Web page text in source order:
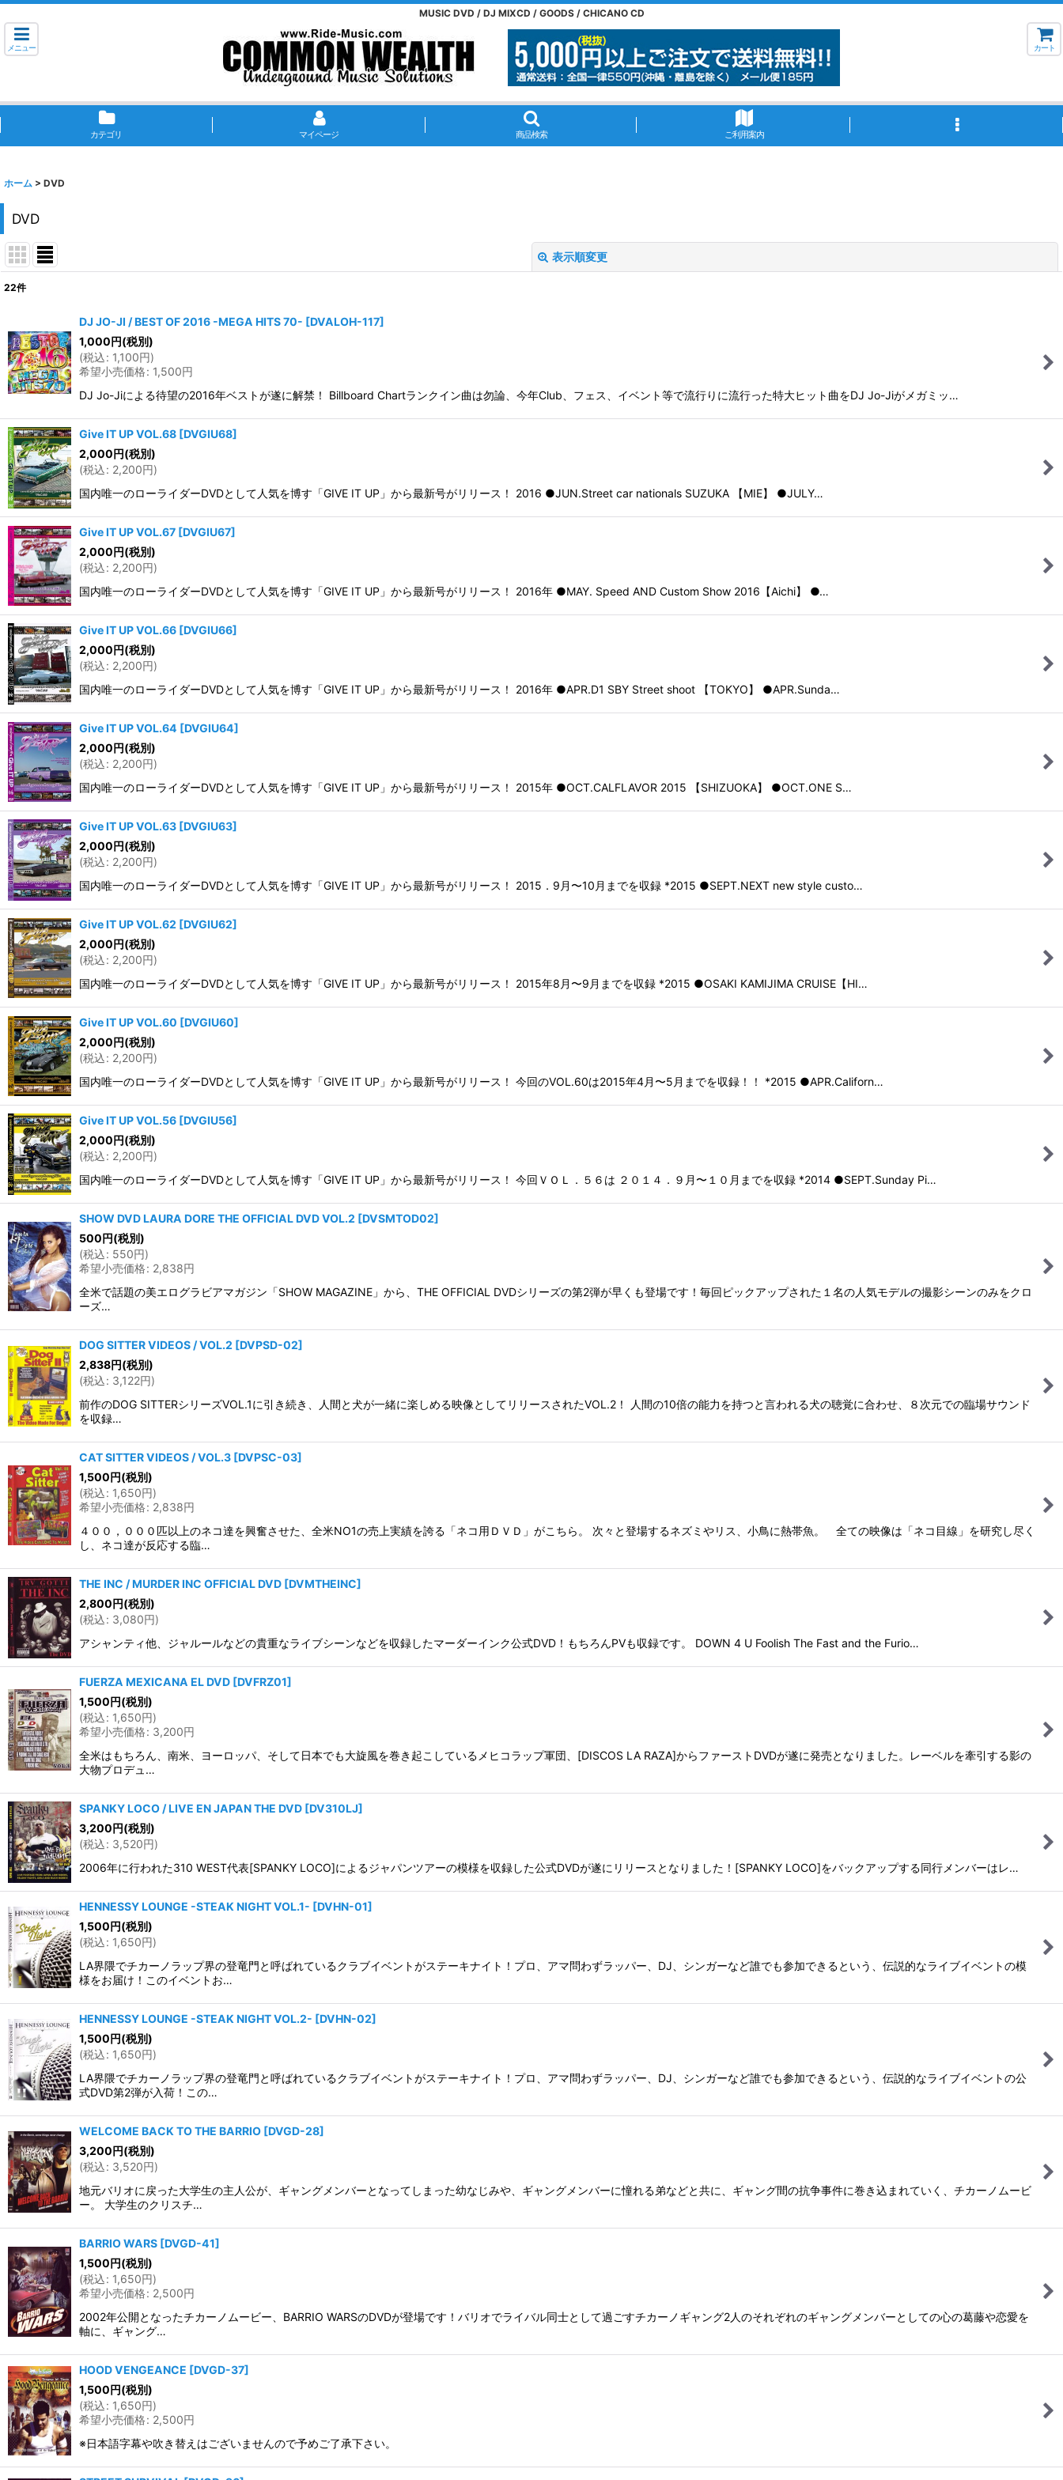
MUSIC DVD / DJ MIXCD / GOODS / CHICANO CD
メニュー カート
カテゴリ マイページ 商品検索 ご利用案内
ホーム > DVD
DVD
表示順変更
表示数:
在庫あり
並び順:
22件
DJ JO-JI / BEST OF 2016 -MEGA HITS 70- [DVALOH-117]
1,000円(税別)
(税込: 1,100円)
希望小売価格: 1,500円
DJ Jo-Jiによる待望の2016年ベストが遂に解禁！ Billboard Chartランクイン曲は勿論、今年Club、フェス、イベント等で流行りに流行った特大ヒット曲をDJ Jo-Jiがメガミッ…
Give IT UP VOL.68 [DVGIU68]
2,000円(税別)
(税込: 2,200円)
国内唯一のローライダーDVDとして人気を博す「GIVE IT UP」から最新号がリリース！ 2016 ●JUN.Street car nationals SUZUKA 【MIE】 ●JULY…
Give IT UP VOL.67 [DVGIU67]
2,000円(税別)
(税込: 2,200円)
国内唯一のローライダーDVDとして人気を博す「GIVE IT UP」から最新号がリリース！ 2016年 ●MAY. Speed AND Custom Show 2016【Aichi】 ●…
Give IT UP VOL.66 [DVGIU66]
2,000円(税別)
(税込: 2,200円)
国内唯一のローライダーDVDとして人気を博す「GIVE IT UP」から最新号がリリース！ 2016年 ●APR.D1 SBY Street shoot 【TOKYO】 ●APR.Sunda…
Give IT UP VOL.64 [DVGIU64]
2,000円(税別)
(税込: 2,200円)
国内唯一のローライダーDVDとして人気を博す「GIVE IT UP」から最新号がリリース！ 2015年 ●OCT.CALFLAVOR 2015 【SHIZUOKA】 ●OCT.ONE S…
Give IT UP VOL.63 [DVGIU63]
2,000円(税別)
(税込: 2,200円)
国内唯一のローライダーDVDとして人気を博す「GIVE IT UP」から最新号がリリース！ 2015．9月〜10月までを収録 *2015 ●SEPT.NEXT new style custo…
Give IT UP VOL.62 [DVGIU62]
2,000円(税別)
(税込: 2,200円)
国内唯一のローライダーDVDとして人気を博す「GIVE IT UP」から最新号がリリース！ 2015年8月〜9月までを収録 *2015 ●OSAKI KAMIJIMA CRUISE【HI…
Give IT UP VOL.60 [DVGIU60]
2,000円(税別)
(税込: 2,200円)
国内唯一のローライダーDVDとして人気を博す「GIVE IT UP」から最新号がリリース！ 今回のVOL.60は2015年4月〜5月までを収録！！ *2015 ●APR.Californ…
Give IT UP VOL.56 [DVGIU56]
2,000円(税別)
(税込: 2,200円)
国内唯一のローライダーDVDとして人気を博す「GIVE IT UP」から最新号がリリース！ 今回ＶＯＬ．５６は ２０１４．９月〜１０月までを収録 *2014 ●SEPT.Sunday Pi…
SHOW DVD LAURA DORE THE OFFICIAL DVD VOL.2 [DVSMTOD02]
500円(税別)
(税込: 550円)
希望小売価格: 2,838円
全米で話題の美エログラビアマガジン「SHOW MAGAZINE」から、THE OFFICIAL DVDシリーズの第2弾が早くも登場です！毎回ピックアップされた１名の人気モデルの撮影シーンのみをクロ
ーズ…
DOG SITTER VIDEOS / VOL.2 [DVPSD-02]
2,838円(税別)
(税込: 3,122円)
前作のDOG SITTERシリーズVOL.1に引き続き、人間と犬が一緒に楽しめる映像としてリリースされたVOL.2！ 人間の10倍の能力を持つと言われる犬の聴覚に合わせ、８次元での臨場サウンド
を収録…
CAT SITTER VIDEOS / VOL.3 [DVPSC-03]
1,500円(税別)
(税込: 1,650円)
希望小売価格: 2,838円
４００，０００匹以上のネコ達を興奮させた、全米NO1の売上実績を誇る「ネコ用ＤＶＤ」がこちら。 次々と登場するネズミやリス、小鳥に熱帯魚。 全ての映像は「ネコ目線」を研究し尽く
し、ネコ達が反応する臨…
THE INC / MURDER INC OFFICIAL DVD [DVMTHEINC]
2,800円(税別)
(税込: 3,080円)
アシャンティ他、ジャルールなどの貴重なライブシーンなどを収録したマーダーインク公式DVD！もちろんPVも収録です。 DOWN 4 U Foolish The Fast and the Furio…
FUERZA MEXICANA EL DVD [DVFRZ01]
1,500円(税別)
(税込: 1,650円)
希望小売価格: 3,200円
全米はもちろん、南米、ヨーロッパ、そして日本でも大旋風を巻き起こしているメヒコラップ軍団、[DISCOS LA RAZA]からファーストDVDが遂に発売となりました。レーベルを牽引する影の
大物プロデュ…
SPANKY LOCO / LIVE EN JAPAN THE DVD [DV310LJ]
3,200円(税別)
(税込: 3,520円)
2006年に行われた310 WEST代表[SPANKY LOCO]によるジャパンツアーの模様を収録した公式DVDが遂にリリースとなりました！[SPANKY LOCO]をバックアップする同行メンバーはレ…
HENNESSY LOUNGE -STEAK NIGHT VOL.1- [DVHN-01]
1,500円(税別)
(税込: 1,650円)
LA界隈でチカーノラップ界の登竜門と呼ばれているクラブイベントがステーキナイト！プロ、アマ問わずラッパー、DJ、シンガーなど誰でも参加できるという、伝説的なライブイベントの模
様をお届け！このイベントお…
HENNESSY LOUNGE -STEAK NIGHT VOL.2- [DVHN-02]
1,500円(税別)
(税込: 1,650円)
LA界隈でチカーノラップ界の登竜門と呼ばれているクラブイベントがステーキナイト！プロ、アマ問わずラッパー、DJ、シンガーなど誰でも参加できるという、伝説的なライブイベントの公
式DVD第2弾が入荷！この…
WELCOME BACK TO THE BARRIO [DVGD-28]
3,200円(税別)
(税込: 3,520円)
地元バリオに戻った大学生の主人公が、ギャングメンバーとなってしまった幼なじみや、ギャングメンバーに憧れる弟などと共に、ギャング間の抗争事件に巻き込まれていく、チカーノムービ
ー。 大学生のクリスチ…
BARRIO WARS [DVGD-41]
1,500円(税別)
(税込: 1,650円)
希望小売価格: 2,500円
2002年公開となったチカーノムービー、BARRIO WARSのDVDが登場です！バリオでライバル同士として過ごすチカーノギャング2人のそれぞれのギャングメンバーとしての心の葛藤や恋愛を
軸に、ギャング…
HOOD VENGEANCE [DVGD-37]
1,500円(税別)
(税込: 1,650円)
希望小売価格: 2,500円
※日本語字幕や吹き替えはございませんので予めご了承下さい。